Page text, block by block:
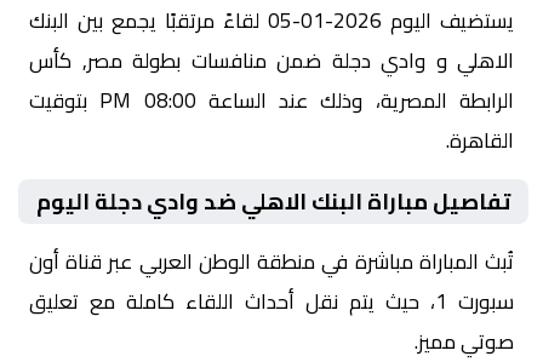
يستضيف اليوم 2026-01-05 لقاءً مرتقبًا يجمع بين البنك
الاهلي و وادي دجلة ضمن منافسات بطولة مصر, كأس
الرابطة المصرية، وذلك عند الساعة 08:00 PM بتوقيت
القاهرة.
تفاصيل مباراة البنك الاهلي ضد وادي دجلة اليوم
تُبث المباراة مباشرة في منطقة الوطن العربي عبر قناة أون
سبورت 1، حيث يتم نقل أحداث اللقاء كاملة مع تعليق
صوتي مميز.